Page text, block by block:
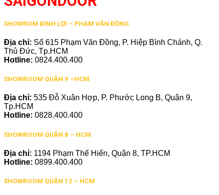
SHOWROM BÌNH LỢI – PHẠM VĂN ĐỒNG
Địa chỉ: Số 615 Phạm Văn Đồng, P. Hiệp Bình Chánh, Q.
Thủ Đức, Tp.HCM
Hotline: 0824.400.400
SHOWROOM QUẬN 9 –HCM
Địa chỉ: 535 Đỗ Xuân Hợp, P. Phước Long B, Quận 9,
Tp.HCM
Hotline: 0828.400.400
SHOWROOM QUẬN 8 – HCM
Địa chỉ: 1194 Phạm Thế Hiển, Quận 8, TP.HCM
Hotline: 0899.400.400
SHOWROOM QUẬN 12 – HCM